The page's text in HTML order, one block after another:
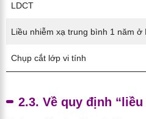
LDCT
Liều nhiễm xạ trung bình 1 năm ở
Chụp cắt lớp vi tính
2.3. Về quy định